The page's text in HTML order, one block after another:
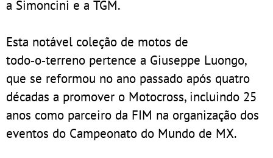
a Simoncini e a TGM.
Esta notável coleção de motos de
todo‑o‑terreno pertence a Giuseppe Luongo,
que se reformou no ano passado após quatro
décadas a promover o Motocross, incluindo 25
anos como parceiro da FIM na organização dos
eventos do Campeonato do Mundo de MX.